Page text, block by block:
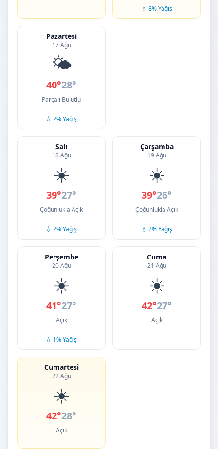
💧 8% Yağış
Pazartesi
17 Ağu
🌤️
40°28°
Parçalı Bulutlu
💧 2% Yağış
Salı
18 Ağu
☀️
39°27°
Çoğunlukla Açık
💧 2% Yağış
Çarşamba
19 Ağu
☀️
39°26°
Çoğunlukla Açık
💧 2% Yağış
Perşembe
20 Ağu
☀️
41°27°
Açık
💧 1% Yağış
Cuma
21 Ağu
☀️
42°27°
Açık
Cumartesi
22 Ağu
☀️
42°28°
Açık